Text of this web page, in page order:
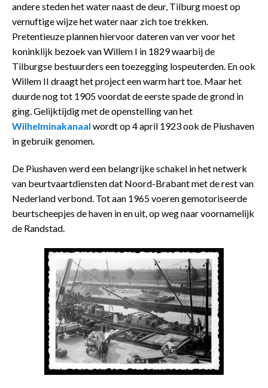
andere steden het water naast de deur, Tilburg moest op
vernuftige wijze het water naar zich toe trekken.
Pretentieuze plannen hiervoor dateren van ver voor het
koninklijk bezoek van Willem I in 1829 waarbij de
Tilburgse bestuurders een toezegging lospeuterden. En ook
Willem II draagt het project een warm hart toe. Maar het
duurde nog tot 1905 voordat de eerste spade de grond in
ging. Gelijktijdig met de openstelling van het
Wilhelminakanaal wordt op 4 april 1923 ook de Piushaven
in gebruik genomen.
De Piushaven werd een belangrijke schakel in het netwerk
van beurtvaartdiensten dat Noord-Brabant met de rest van
Nederland verbond. Tot aan 1965 voeren gemotoriseerde
beurtscheepjes de haven in en uit, op weg naar voornamelijk
de Randstad.